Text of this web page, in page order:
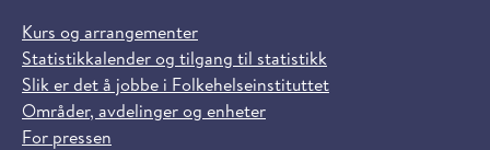
Kurs og arrangementer
Statistikkalender og tilgang til statistikk
Slik er det å jobbe i Folkehelseinstituttet
Områder, avdelinger og enheter
For pressen